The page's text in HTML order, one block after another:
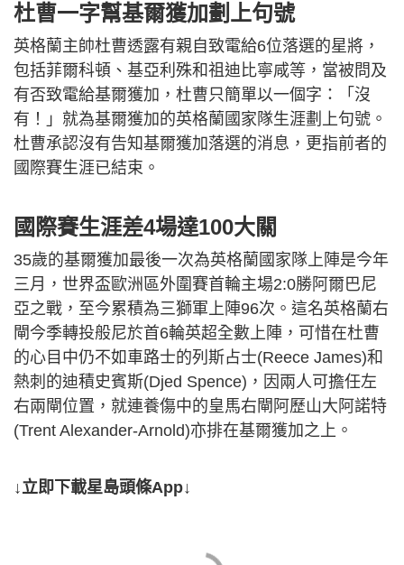
杜曹一字幫基爾獲加劃上句號
英格蘭主帥杜曹透露有親自致電給6位落選的星將，
包括菲爾科頓、基亞利殊和祖迪比寧咸等，當被問及
有否致電給基爾獲加，杜曹只簡單以一個字：「沒
有！」就為基爾獲加的英格蘭國家隊生涯劃上句號。
杜曹承認沒有告知基爾獲加落選的消息，更指前者的
國際賽生涯已結束。
國際賽生涯差4場達100大關
35歲的基爾獲加最後一次為英格蘭國家隊上陣是今年
三月，世界盃歐洲區外圍賽首輪主場2:0勝阿爾巴尼
亞之戰，至今累積為三獅軍上陣96次。這名英格蘭右
閘今季轉投般尼於首6輪英超全數上陣，可惜在杜曹
的心目中仍不如車路士的列斯占士(Reece James)和
熱刺的迪積史賓斯(Djed Spence)，因兩人可擔任左
右兩閘位置，就連養傷中的皇馬右閘阿歷山大阿諾特
(Trent Alexander-Arnold)亦排在基爾獲加之上。
↓立即下載星島頭條App↓